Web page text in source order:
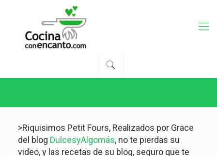
>Riquisimos Petit Fours, Realizados por Grace
del blog DulcesyAlgomás, no te pierdas su
video, y las recetas de su blog, seguro que te